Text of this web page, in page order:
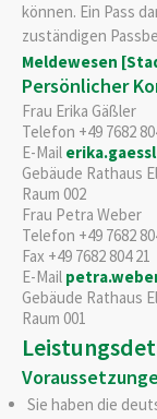
können. Ein Pass
zuständigen
Meldewesen
Persönlicher
Frau Erika Gäßler
Telefon +49 7682
E-Mail
Gebäude Rathaus
Raum 002
Frau Petra Weber
Telefon +49 7682
Fax +49 7682 804 21
E-Mail
Gebäude Rathaus
Raum 001
Sie haben die